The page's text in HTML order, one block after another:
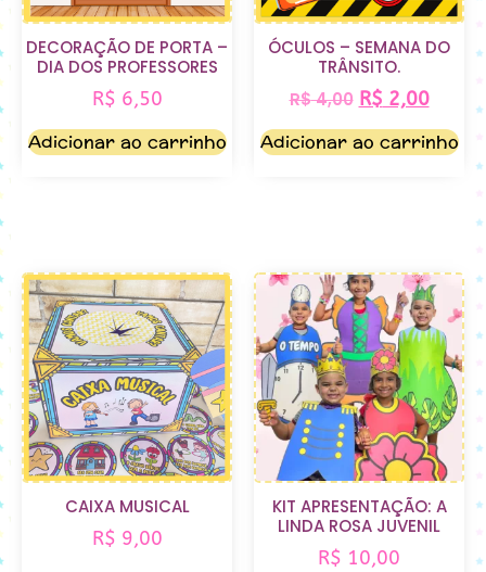
DECORAÇÃO DE PORTA –
DIA DOS PROFESSORES
R$ 6,50
Adicionar ao carrinho
ÓCULOS – SEMANA DO
TRÂNSITO.
R$4,00 R$ 2,00
Adicionar ao carrinho
CAIXA MUSICAL
R$ 9,00
KIT APRESENTAÇÃO: A
LINDA ROSA JUVENIL
R$ 10,00